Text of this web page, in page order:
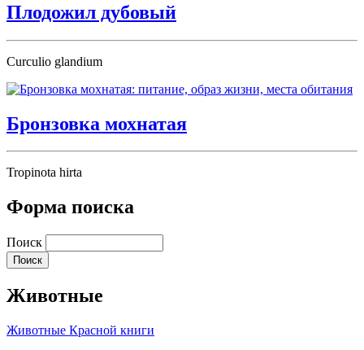
Плодожил дубовый
Curculio glandium
Бронзовка мохнатая
Tropinota hirta
Форма поиска
Поиск
Животные
Животные Красной книги